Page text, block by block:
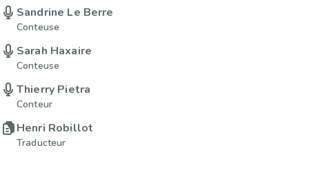
Sandrine Le Berre
Conteuse
Sarah Haxaire
Conteuse
Thierry Pietra
Conteur
Henri Robillot
Traducteur